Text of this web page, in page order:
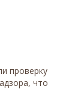
проверку
что